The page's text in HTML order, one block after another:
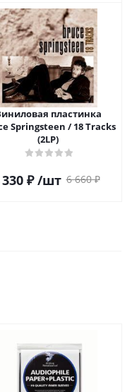
пластинка
Springsteen / 18 Tracks
(2LP)
₽ /шт 6 660₽